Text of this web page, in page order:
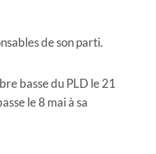
de son parti.
basse du PLD le 21
le 8 mai à sa